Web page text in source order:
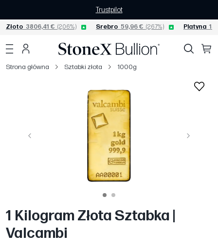
Trustpilot
Złoto 3806,41 € (2,06%) Srebro 59,96 € (2,67%) Platyna
Strona główna Sztabki złota 1000g
Poprzedni Następny
1 Kilogram Złota Sztabka |
Valcambi